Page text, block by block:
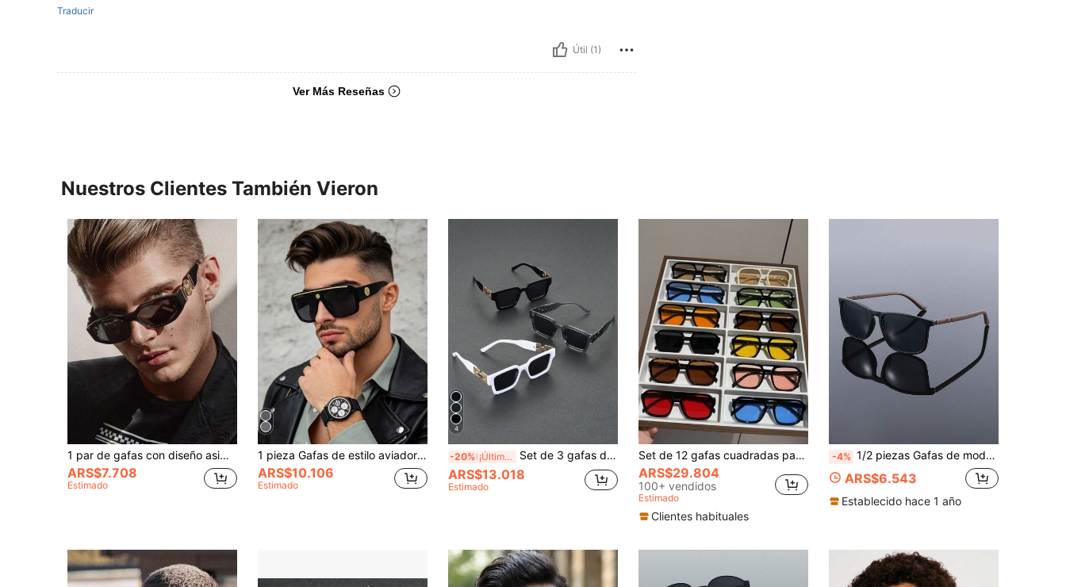
Traducir
Útil (1)
Ver Más Reseñas
Nuestros Clientes También Vieron
1 par de gafas con diseño asimétrico retro para hombres, estilo moderno adecuado para exteriores, fotografía callejera y viajes
ARS$7.708
Estimado
1 pieza Gafas de estilo aviador con marco grande de nueva moda para hombres, gafas personalizadas retro para hombres, gafas de conducir para hombres, accesorio básico unisex para exteriores, viajes, vacaciones y playa
ARS$10.106
Estimado
4
-20% ¡Últimos 2 días Set de 3 gafas de moda para hombre, que combinan la estética moderna y el encanto retro, adecuadas para conducir, navegar, salidas familiares, vida diaria y un accesorio ideal para vacaciones de verano en la playa, actividades al aire libre y viajes.
ARS$13.018
Estimado
Set de 12 gafas cuadradas para hombre, moda para fotografía callejera al aire libre, viaje, negocios y uso casual para verano, playa, viaje y al aire libre
ARS$29.804
100+ vendidos
Estimado
Clientes habituales
-4% 1/2 piezas Gafas de moda para hombre con montura cuadrada de plástico, diseño clásico y moderno de estilo minimalista, adecuadas para actividades de ocio al aire libre, golf, negocios, fotografía callejera, pesca, conducción, viajes y otros escenarios
ARS$6.543
Establecido hace 1 año